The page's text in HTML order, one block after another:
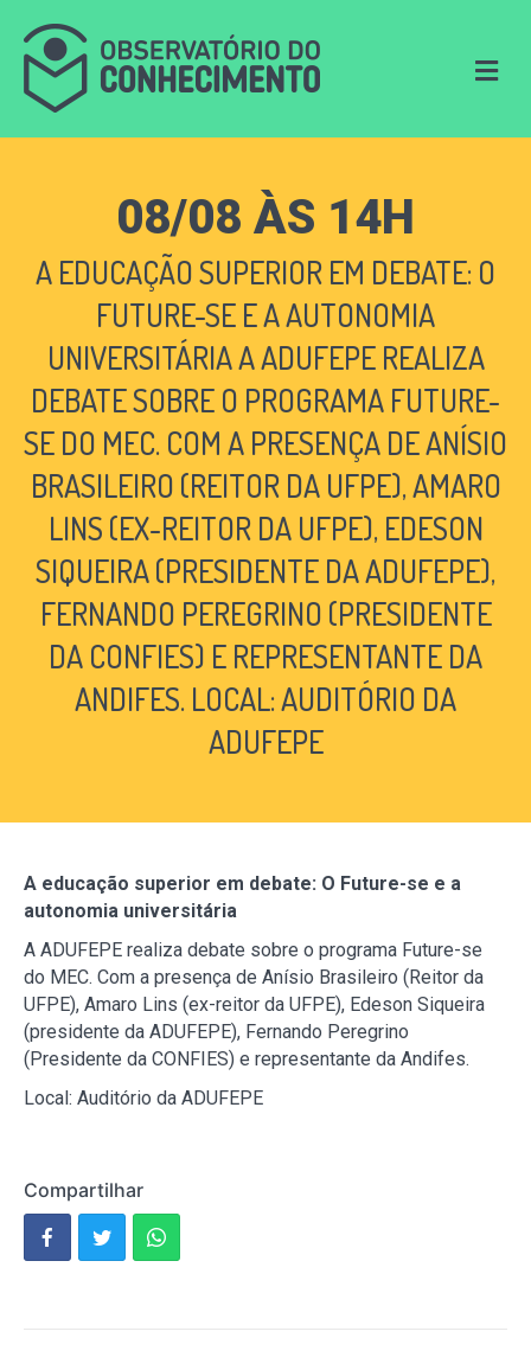
M
e
u
08/08 ÀS 14H
A EDUCAÇÃO SUPERIOR EM DEBATE: O
FUTURE-SE E A AUTONOMIA
UNIVERSITÁRIA A ADUFEPE REALIZA
DEBATE SOBRE O PROGRAMA FUTURE-
SE DO MEC. COM A PRESENÇA DE ANÍSIO
BRASILEIRO (REITOR DA UFPE), AMARO
LINS (EX-REITOR DA UFPE), EDESON
SIQUEIRA (PRESIDENTE DA ADUFEPE),
FERNANDO PEREGRINO (PRESIDENTE
DA CONFIES) E REPRESENTANTE DA
ANDIFES. LOCAL: AUDITÓRIO DA
ADUFEPE
A educação superior em debate: O Future-se e a
autonomia universitária
A ADUFEPE realiza debate sobre o programa Future-se
do MEC. Com a presença de Anísio Brasileiro (Reitor da
UFPE), Amaro Lins (ex-reitor da UFPE), Edeson Siqueira
(presidente da ADUFEPE), Fernando Peregrino
(Presidente da CONFIES) e representante da Andifes.
Local: Auditório da ADUFEPE
Compartilhar